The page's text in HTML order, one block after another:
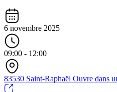
6 novembre 2025
09:00 - 12:00
83530 Saint-Raphaël Ouvre dans